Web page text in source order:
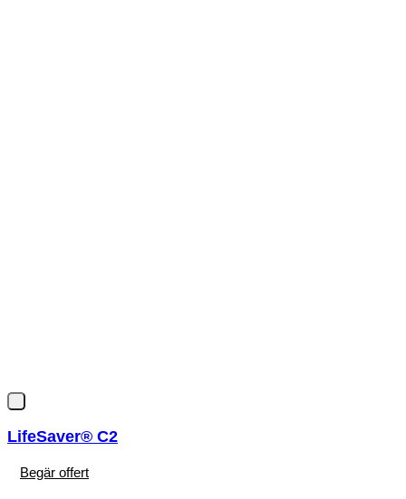
LifeSaver® C2
Begär offert